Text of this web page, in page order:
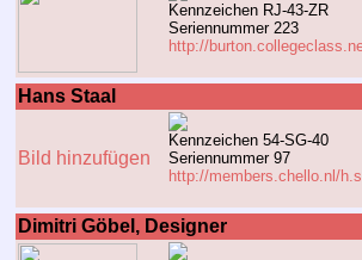
Kennzeichen RJ-43-ZR
Seriennummer 223
http://
Hans Staal
Bild hinzufügen
Kennzeichen 54-SG-40
Seriennummer 97
http://members.chello.nl/
Dimitri Göbel, Designer